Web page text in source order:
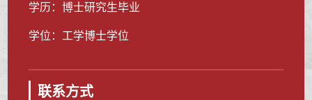
学历：博士研究生毕业
学位：工学博士学位
联系方式